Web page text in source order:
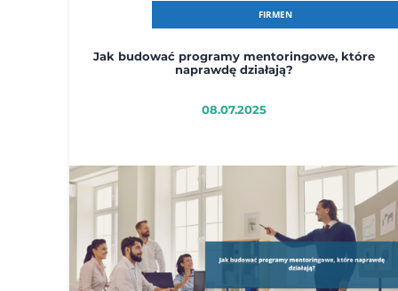
FIRMEN
Jak budować programy mentoringowe, które
naprawdę działają?
08.07.2025